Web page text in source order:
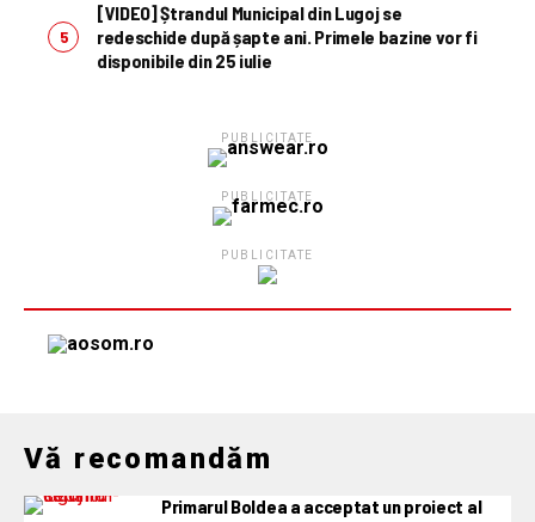
[VIDEO] Ștrandul Municipal din Lugoj se
redeschide după șapte ani. Primele bazine vor fi
disponibile din 25 iulie
PUBLICITATE
PUBLICITATE
PUBLICITATE
Vă recomandăm
Primarul Boldea a acceptat un proiect al